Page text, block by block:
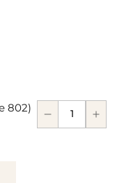
802)